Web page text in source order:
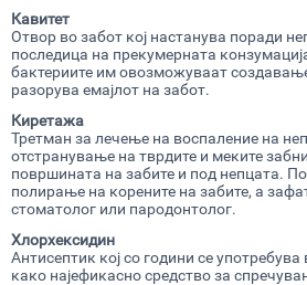
Кавитет
Отвор во забот кој настанува поради
последица на прекумерната
бактериите им овозможуваат
разорува емајлот на забот.
Киретажа
Третман за лечење на воспаление на
отстранување на тврдите и меките
површината на забите и под непцата.
полирање на корените на забите, а
стоматолог или пародонтолог.
Хлорхексидин
Антисептик кој со години се употребува
како најефикасно средство за